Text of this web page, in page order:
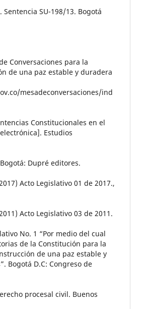
Sentencia SU-198/13. Bogotá
Conversaciones para la
de una paz estable y duradera
mesadeconversaciones/ind
Constitucionales en el
Estudios
Dupré editores.
Acto Legislativo 01 de 2017.,
Acto Legislativo 03 de 2011.
No. 1 “Por medio del cual
de la Constitución para la
de una paz estable y
Bogotá D.C: Congreso de
procesal civil. Buenos